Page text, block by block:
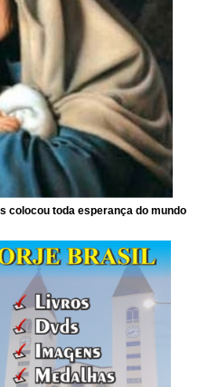
colocou toda esperança do mundo